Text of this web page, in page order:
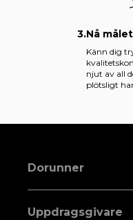
3.Nå
Känn dig
njut av all
plötsligt
Dorunner
Uppdragsgivare